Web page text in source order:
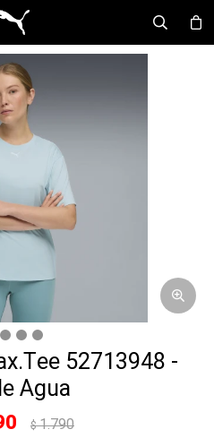
52713948 -
Agua
$1.790